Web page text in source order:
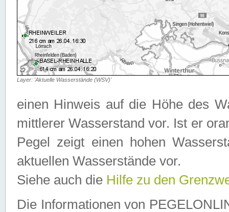
Layer: 'Aktuelle Wasserstände (WSV)'
einen Hinweis auf die Höhe des
mittlerer Wasserstand vor. Ist er
Pegel zeigt einen hohen
aktuellen Wasserstände vor.
Siehe auch die Hilfe zu den
Die Informationen von